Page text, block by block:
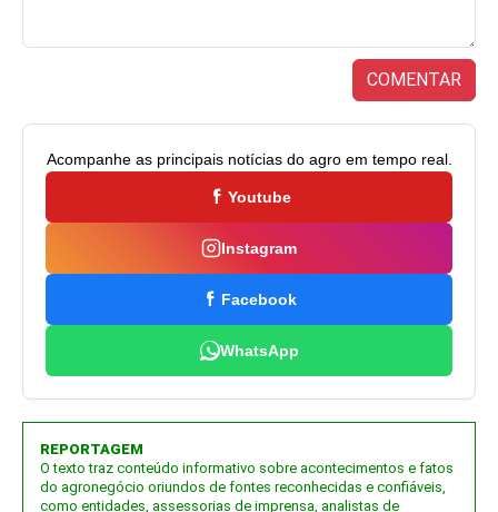
COMENTAR
Acompanhe as principais notícias do agro em tempo real.
Youtube
Instagram
Facebook
WhatsApp
REPORTAGEM
O texto traz conteúdo informativo sobre acontecimentos e fatos
do agronegócio oriundos de fontes reconhecidas e confiáveis,
como entidades, assessorias de imprensa, analistas de